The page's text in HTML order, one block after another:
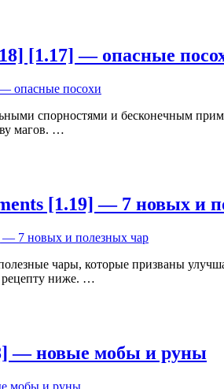
[1.17] — опасные
спорностями и бесконечным
магов. …
[1.19] — 7 новых и
чары, которые призваны
рецепту ниже. …
— новые мобы и руны